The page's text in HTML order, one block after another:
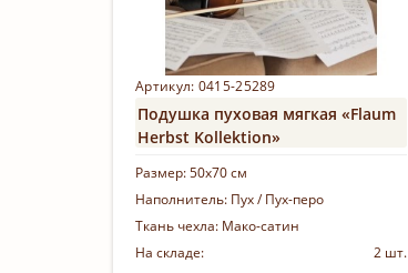
Артикул: 0415-25289
Подушка пуховая мягкая «Flaum
Herbst Kollektion»
Размер:50х70 см
Наполнитель: Пух / Пух-перо
Ткань чехла: Мако-сатин
На складе:
2 шт.